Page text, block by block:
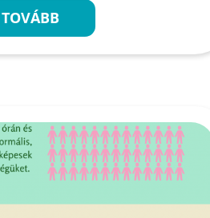
TOVÁBB